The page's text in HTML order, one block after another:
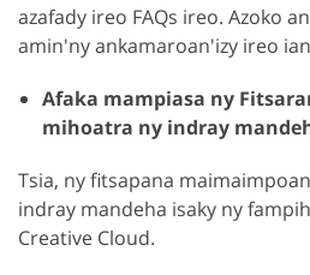
azafady ireo FAQs ireo. Azoko
amin'ny ankamaroan'izy ireo
Afaka mampiasa ny
mihoatra ny indray
Tsia, ny fitsapana
indray mandeha isaky ny
Creative Cloud.